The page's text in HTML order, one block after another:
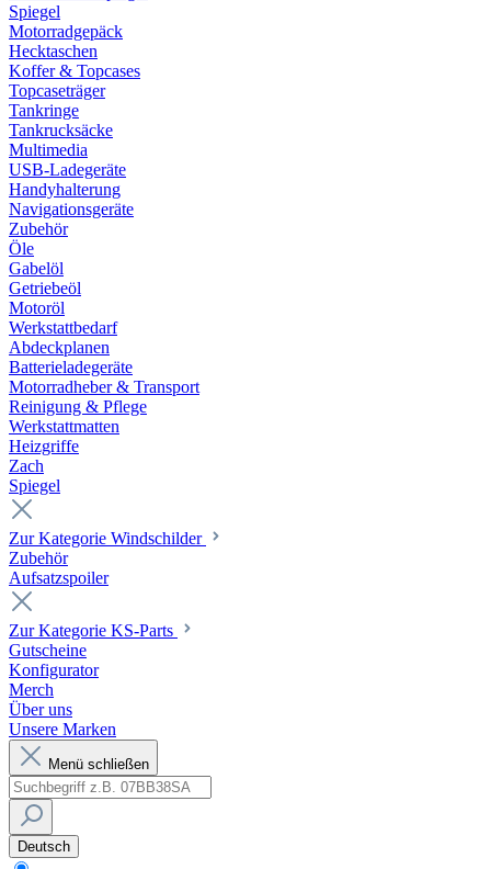
Spiegel
Motorradgepäck
Hecktaschen
Koffer & Topcases
Topcaseträger
Tankringe
Tankrucksäcke
Multimedia
USB-Ladegeräte
Handyhalterung
Navigationsgeräte
Zubehör
Öle
Gabelöl
Getriebeöl
Motoröl
Werkstattbedarf
Abdeckplanen
Batterieladegeräte
Motorradheber & Transport
Reinigung & Pflege
Werkstattmatten
Heizgriffe
Zach
Spiegel
Zur Kategorie Windschilder
Zubehör
Aufsatzspoiler
Zur Kategorie KS-Parts
Gutscheine
Konfigurator
Merch
Über uns
Unsere Marken
Menü schließen
Deutsch